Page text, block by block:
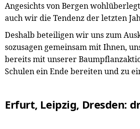
Angesichts von Bergen
auch wir die Tendenz der letzten
Deshalb beteiligen wir uns zum
sozusagen gemeinsam mit Ihnen,
bereits mit unserer
Schulen ein Ende bereiten und zu
Erfurt, Leipzig, Dresden: